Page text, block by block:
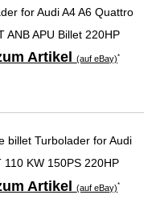
for Audi A4 A6 Quattro
ANB APU Billet 220HP
Artikel(auf eBay)*
billet Turbolader for Audi
KW 150PS 220HP
Artikel(auf eBay)*